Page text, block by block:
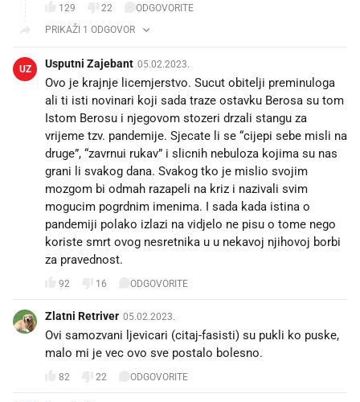
129 22
ODGOVORITE
PRIKAŽI 1 ODGOVOR
UZ Usputni Zajebant 05.02.2023.
Ovo je krajnje licemjerstvo. Sucut obitelji preminuloga
ali ti isti novinari koji sada traze ostavku Berosa su tom
Istom Berosu i njegovom stozeri drzali stangu za
vrijeme tzv. pandemije. Sjecate li se “cijepi sebe misli na
druge”, “zavrnui rukav” i slicnih nebuloza kojima su nas
grani li svakog dana. Svakog tko je mislio svojim
mozgom bi odmah razapeli na kriz i nazivali svim
mogucim pogrdnim imenima. I sada kada istina o
pandemiji polako izlazi na vidjelo ne pisu o tome nego
koriste smrt ovog nesretnika u u nekavoj njihovoj borbi
za pravednost.
92 16 ODGOVORITE
Zlatni Retriver 05.02.2023.
Ovi samozvani ljevicari (citaj-fasisti) su pukli ko puske,
82 22 ODGOVORITE